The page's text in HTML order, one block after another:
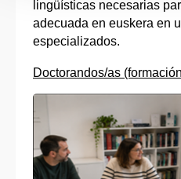
lingüísticas necesarias
adecuada en euskera en
especializados.
Doctorandos/as